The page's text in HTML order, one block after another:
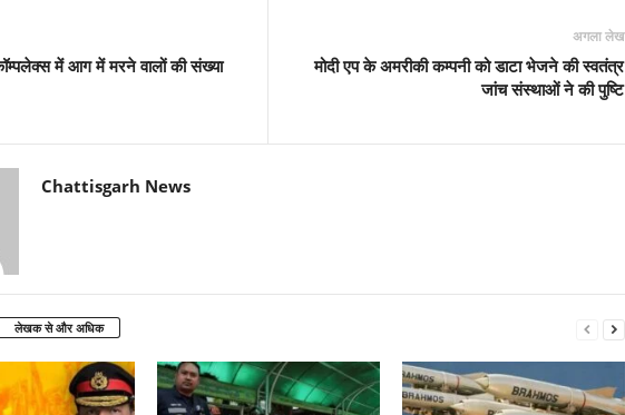
में आग में मरने वालों की संख्या
अगला लेख
मोदी एप के अमरीकी कम्पनी को डाटा भेजने की स्वतंत्र
जांच संस्थाओं ने की पुष्टि
Chattisgarh News
लेखक से और अधिक